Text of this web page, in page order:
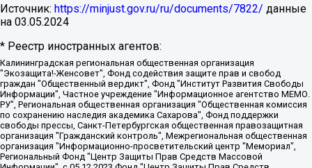
Источник: https://minjust.gov.ru/ru/documents/7822/ данные
на 03.05.2024
* Реестр иностранных агентов:
Калининградская региональная общественная организация "Экозащита!-Женсовет", Фонд содействия защите прав и свобод граждан "Общественный вердикт", Фонд "Институт Развития Свободы Информации", Частное учреждение "Информационное агентство МЕМО. РУ", Региональная общественная организация "Общественная комиссия по сохранению наследия академика Сахарова", Фонд поддержки свободы прессы, Санкт-Петербургская общественная правозащитная организация "Гражданский контроль", Межрегиональная общественная организация "Информационно-просветительский центр "Мемориал", Региональный Фонд "Центр Защиты Прав Средств Массовой Информации", с 05.12.2023 Фонд "Центр Защиты Прав Средств массовой информации", Региональная общественная благотворительная организация помощи беженцам и мигрантам "Гражданское содействие", Негосударственное образовательное учреждение дополнительного профессионального образования (повышение квалификации) специалистов "АКАДЕМИЯ ПО ПРАВАМ ЧЕЛОВЕКА", Свердловская региональная общественная организация "Сутяжник", Автономная некоммерческая организация "Центр независимых социологических исследований", Союз общественных объединений "Российский исследовательский центр по правам человека", Региональное общественное учреждение научно-информационный центр "МЕМОРИАЛ", Некоммерческая организация "Фонд защиты гласности", Автономная некоммерческая организация "Институт прав человека", Городская общественная организация "Екатеринбургское общество "МЕМОРИАЛ", Городская общественная организация "Рязанское историко-просветительское и правозащитное общество "Мемориал" (Рязанский Мемориал), Челябинский региональный орган общественной самодеятельности – женское общественное объединение "Женщины Евразии", Челябинский региональный орган общественной самодеятельности "Уральская правозащитная группа", Фонд содействия защите здоровья и социальной справедливости имени Андрея Рылькова, Автономная Некоммерческая Организация "Аналитический Центр Юрия Левады", Автономная некоммерческая организация социальной поддержки населения "Проект Апрель", Региональная общественная организация помощи женщинам и детям, находящимся в кризисной ситуации "Информационно-методический центр "Анна", Фонд содействия развитию массовых коммуникаций и правовому просвещению "Так-так-Так", Фонд содействия устойчивому развитию "Серебряная тайга", Свердловский региональный общественный фонд социальных проектов "Новое время", "Idel.Реалии", Кавказ.Реалии, Крым.Реалии, Телеканал Настоящее Время, Татаро-башкирская служба Радио Свобода (Azatliq Radiosi), Радио Свободная Европа/Радио Свобода (PCE/PC), "Сибирь.Реалии", "Фактограф", Благотворительный фонд помощи осужденным и их семьям, Автономная некоммерческая организация "Институт глобализации и социальных движений", Фонд "В защиту прав заключенных", Частное учреждение "Центр поддержки и содействия развитию средств массовой информации", Пензенский региональный общественный благотворительный фонд "Гражданский союз", "Север.Реалии", Некоммерческая организация Фонд "Правовая инициатива", Общество с ограниченной ответственностью "Радио Свободная Европа/Радио Свобода", Чешское информационное агентство "MEDIUM-ORIENT", Красноярская региональная общественная организация "Мы против СПИДа", Камалягин Денис Николаевич, Маркелов Сергей Евгеньевич, Пономарев Лев Александрович, Савицкая Людмила Алексеевна, Автономная некоммерческая организация "Центр по работе с проблемой насилия "НАСИЛИЮ.НЕТ", Межрегиональный профессиональный союз работников здравоохранения "Альянс врачей", Юридическое лицо, зарегистрированное в Латвийской Республике, SIA "Medusa Project" (регистрационный номер 40103797863, дата регистрации 10.06.2014), Некоммерческая организация "Фонд по борьбе с коррупцией", Автономная некоммерческая организация "Институт права и публичной политики", Баданин Роман Сергеевич, Гликин Максим Александрович, Железнова Мария Михайловна, Лукьянова Юлия Сергеевна, Маетная Елизавета Витальевна, Маняхин Петр Борисович, Чуракова Ольга Владимировна, Ярош Юлия Петровна, Юридическое лицо "The Insider SIA", зарегистрированное в Риге, Латвийская Республика (дата регистрации 26.06.2015), являющееся администратором доменного имени интернет-издания "The Insider SIA", https://theins.ru, Постернак Алексей Евгеньевич, Рубин Михаил Аркадьевич, Анин Роман Александрович, Юридическое лицо Istories fonds, зарегистрированное в Латвийской Республике (регистрационный номер 50008295751, дата регистрации 24.02.2020), Великовский Дмитрий Александрович, Долинина Ирина Николаевна, Мароховская Алеся Алексеевна, Шлейнов Роман Юрьевич, Шмагун Олеся Валентиновна, Общество с ограниченной ответственностью "Альтаир 2021", Общество с ограниченной ответственностью "Вега 2021", Общество с ограниченной ответственностью "Главный редактор 2021", Общество с ограниченной ответственностью "Ромашки монолит", Важенков Артем Валерьевич, Ивановская областная общественная организация "Центр гендерных исследований", Гурман Юрий Альбертович, Медиапроект "ОВД-Инфо", Егоров Владимир Владимирович, Жилинский Владимир Александрович, Общество с ограниченной ответственностью "ЗП", Иванова София Юрьевна, Карезина Инна Павловна, Кильтау Екатерина Викторовна, Петров Алексей Викторович, Пискунов Сергей Евгеньевич, Смирнов Сергей Сергеевич, Тихонов Михаил Сергеевич, Общество с ограниченной ответственностью "ЖУРНАЛИСТ-ИНОСТРАННЫЙ АГЕНТ", Арапова Галина Юрьевна, Вольтская Татьяна Анатольевна, Американская компания "Mason G.E.S. Anonymous Foundation" (США), являющаяся владельцем интернет-издания https://mnews.world/, Компания "Stichting Bellingcat", зарегистрированная в Нидерландах (дата регистрации 11.07.2018), Захаров Андрей Вячеславович, Клепиковская Екатерина Дмитриевна, Общество с ограниченной ответственностью "МЕМО", Перл Роман Александрович, Симонов Евгений Алексеевич, Соловьева Елена Анатольевна, Сотников Даниил Владимирович, Сурначева Елизавета Дмитриевна, Автономная некоммерческая организация по защите прав человека и информированию населения "Якутия – Наше Мнение", Общество с ограниченной ответственностью "Москоу диджитал медиа", с 26.01.2023 Общество с ограниченной ответственностью "Чайка Белые сады", Ветошкина Валерия Валерьевна, Заговора Максим Александрович, Межрегиональное общественное движение "Российская ЛГБТ - сеть", Оленичев Максим Владимирович, Павлов Иван Юрьевич, Скворцова Елена Сергеевна, Общество с ограниченной ответственностью "Как бы инагент", Кочетков Игорь Викторович, Общество с ограниченной ответственностью "Честные выборы", Еланчик Олег Александрович, Общество с ограниченной ответственностью "Нобелевский призыв", Гималова Регина Эмилевна, Григорьев Андрей Валерьевич, Григорьева Алина Александровна, Ассоциация по содействию защите прав призывников, альтернативнослужащих и военнослужащих "Правозащитная группа "Гражданин.Армия.Право", Хисамова Регина Фаритовна, Автономная некоммерческая организация по реализации социально-правовых программ "Лилит", Дальневосточное общественное движение "Маяк", Санкт-Петербургская ЛГБТ-инициативная группа "Выход", Инициативная группа ЛГБТ+ "Реверс", Алексеев Андрей Викторович, Бекбулатова Таисия Львовна, Беляев Иван Михайлович, Владыкина Елена Сергеевна, Гельман Марат Александрович, Никульшина Вероника Юрьевна, Толоконникова Надежда Андреевна, Шендерович Виктор Анатольевич, Общество с ограниченной ответственностью "Данное сообщение", Общество с ограниченной ответственностью Издательский дом "Новая глава", Айнбиндер Александра Александровна, Московский комьюнити-центр для ЛГБТ+инициатив, Благотворительный фонд развития филантропии, Deutsche Welle (Германия, Kurt-Schumacher-Strasse 3, 53113 Bonn), Борзунова Мария Михайловна, Воробьев Виктор Викторович, Голубева Анна Львовна, Константинова Алла Михайловна, Малкова Ирина Владимировна, Мурадов Мурад Абдулгалимович, Осетинская Елизавета Николаевна, Понасенков Евгений Николаевич, Ганапольский Матвей Юрьевич, Киселев Евгений Алексеевич, Борухович Ирина Григорьевна, Дремин Иван Тимофеевич, Дубровский Дмитрий Викторович, Красноярская региональная общественная организация поддержки и развития альтернативных образовательных технологий и межкультурных коммуникаций "ИНТЕРРА", Маяковская Екатерина Алексеевна, Фейгин Марк Захарович, Филимонов Андрей Викторович, Дзугкоева Регина Николаевна, Доброхотов Роман Александрович, Дудь Юрий Александрович, Елкин Сергей Владимирович, Кругликов Кирилл Игоревич, Сабунаева Мария Леонидовна, Семенов Алексей Владимирович, Шаинян Карен Багратович, Шульман Екатерина Михайловна, Асафьев Артур Валерьевич, Вахштайн Виктор Семенович, Венедиктов Алексей Алексеевич, Лушникова Екатерина Евгеньевна, Волков Леонид Михайлович, Невзоров Александр Глебович, Пархоменко Сергей Борисович, Сироткин Ярослав Николаевич, Кара-Мурза Владимир Владимирович, Баранова Наталья Владимировна, Гозман Леонид Яковлевич, Кагарлицкий Борис Юльевич, Климарев Михаил Валерьевич, Милов Владимир Станиславович, Автономная некоммерческая организация Краснодарский центр современного искусства "Типография", Моргенштерн Алишер Тагирович, Соболь Любовь Эдуардовна, Общество с ограниченной ответственностью "ЛИЗА НОРМ", Каспаров Гарри Кимович, Ходорковский Михаил Борисович, Общество с ограниченной ответственностью "Апрельские тезисы", Данилович Ирина Брониславовна, Кашин Олег Владимирович, Петров Николай Владимирович, Пивоваров Алексей Владимирович, Соколов Михаил Владимирович, Цветкова Юлия Владимировна, Чичваркин Евгений Александрович, Комитет против пыток/Команда против пыток, Общество с ограниченной ответственностью "Первый научный", Общество с ограниченной ответственностью "Вертолет и ко", Белоцерковская Вероника Борисовна, Кац Максим Евгеньевич, Лазарева Татьяна Юрьевна, Шаведдинов Руслан Табризович, Яшин Илья Валерьевич, Общество с ограниченной ответственностью "Иноагент ААВ", Алешковский Дмитрий Петрович, Альбац Евгения Марковна, Быков Дмитрий Львович, Галямина Юлия Евгеньевна, Лойко Сергей Леонидович, Мартынов Кирилл Константинович, Медведев Сергей Александрович, Крашенинников Федор Геннадиевич, Гордеева Катерина Вл